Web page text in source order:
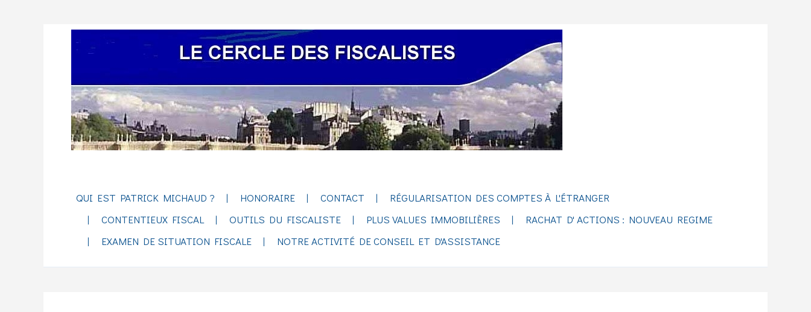
QUI EST PATRICK MICHAUD ? HONORAIRE CONTACT
RÉGULARISATION DES COMPTES À L'ÉTRANGER
CONTENTIEUX FISCAL
OUTILS DU FISCALISTE PLUS VALUES IMMOBILIÈRES
RACHAT D' ACTIONS : NOUVEAU REGIME
EXAMEN DE SITUATION FISCALE
NOTRE ACTIVITÉ DE CONSEIL ET D'ASSISTANCE